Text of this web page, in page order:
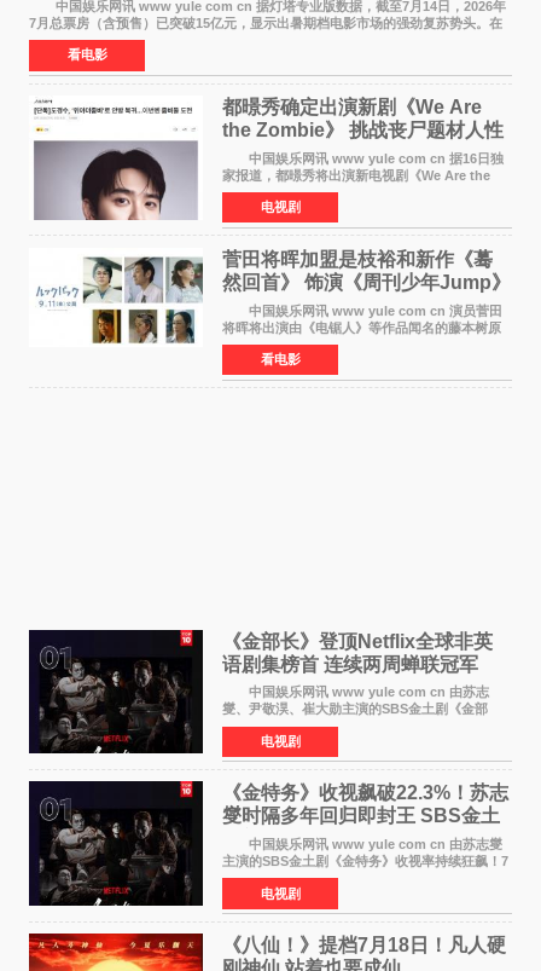
中国娱乐网讯 www yule com cn 据灯塔专业版数据，截至7月14日，2026年
7月总票房（含预售）已突破15亿元，显示出暑期档电影市场的强劲复苏势头。在
众多上映影片中，《功夫女足》《小黄人与大
看电影
都暻秀确定出演新剧《We Are
the Zombie》 挑战丧尸题材人性
喜剧
中国娱乐网讯 www yule com cn 据16日独
家报道，都暻秀将出演新电视剧《We Are the
Zombie》，在剧中饰演主演金仁钟一角，挑战与
以往丧尸题材截然不同的人性喜剧。 新剧
《We Are t
电视剧
菅田将晖加盟是枝裕和新作《蓦
然回首》 饰演《周刊少年Jump》
编辑
中国娱乐网讯 www yule com cn 演员菅田
将晖将出演由《电锯人》等作品闻名的藤本树原
作漫画改编的电影《蓦然回首》（是枝裕和导
演）。菅田饰演的角色是初中时代两位主人公带
着完成的作品前去
看电影
《金部长》登顶Netflix全球非英
语剧集榜首 连续两周蝉联冠军
中国娱乐网讯 www yule com cn 由苏志
燮、尹敬淏、崔大勋主演的SBS金土剧《金部
长》持续席卷全球，收获海内外观众热烈反
响。 15日，据Netflix官方排行榜网站Tudum
公布的数据，SBS金土剧《
电视剧
《金特务》收视飙破22.3%！苏志
燮时隔多年回归即封王 SBS金土
剧新纪录诞生
中国娱乐网讯 www yule com cn 由苏志燮
主演的SBS金土剧《金特务》收视率持续狂飙！7
月11日播出的第6集全国平均收视率高达22 3%，
瞬间最高更冲上26 4%，不仅再度刷新自身纪
录，更稳坐同时段
电视剧
《八仙！》提档7月18日！凡人硬